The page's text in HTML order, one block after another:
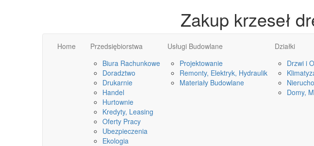
Zakup krzeseł
Home
Przedsiębiorstwa
Biura Rachunkowe
Doradztwo
Drukarnie
Handel
Hurtownie
Kredyty, Leasing
Oferty Pracy
Ubezpieczenia
Ekologia
Usługi Budowlane
Projektowanie
Remonty, Elektryk, Hydraulik
Materiały Budowlane
Działki
Drzwi i
Domy,